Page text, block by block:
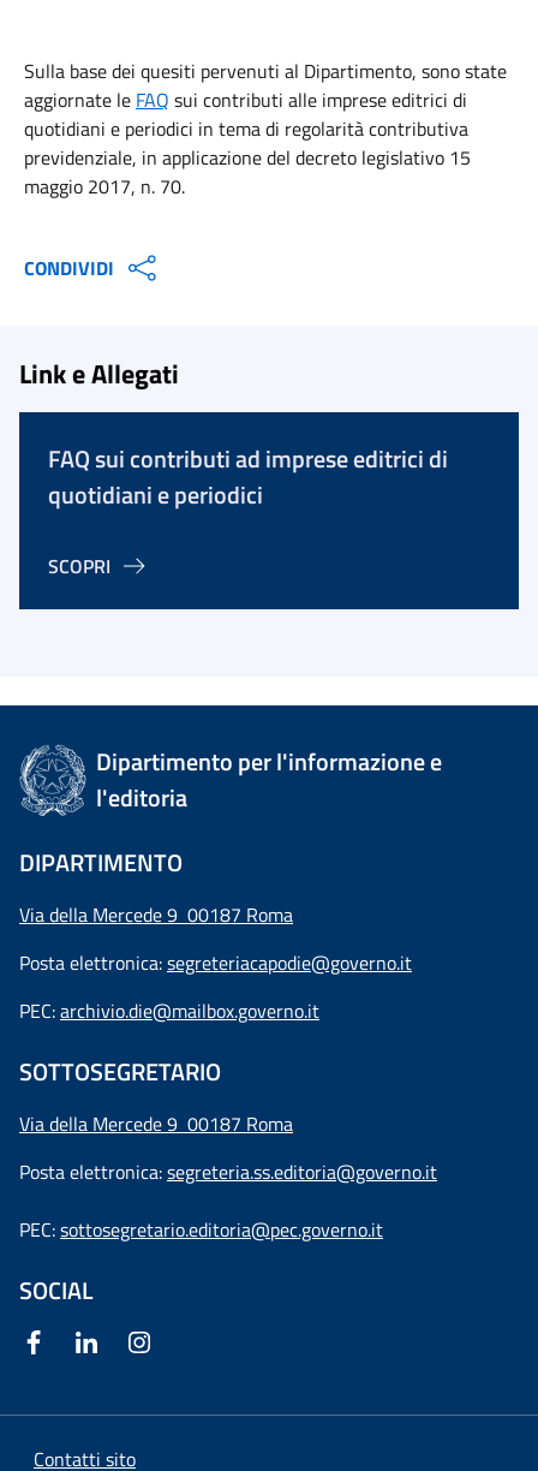
Sulla base dei quesiti pervenuti al Dipartimento, sono state
aggiornate le FAQ sui contributi alle imprese editrici di
quotidiani e periodici in tema di regolarità contributiva
previdenziale, in applicazione del decreto legislativo 15
maggio 2017, n. 70.
CONDIVIDI
Link e Allegati
FAQ sui contributi ad imprese editrici di
quotidiani e periodici
SCOPRI
Dipartimento per l'informazione e
l'editoria
DIPARTIMENTO
Via della Mercede 9 00187 Roma
Posta elettronica:segreteriacapodie@governo.it
PEC:archivio.die@mailbox.governo.it
SOTTOSEGRETARIO
Via della Mercede 9 00187 Roma
Posta elettronica:segreteria.ss.editoria@governo.it
PEC:sottosegretario.editoria@pec.governo.it
SOCIAL
Contatti sito